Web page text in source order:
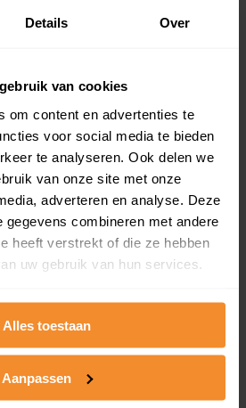
Details Over
van cookies
om content en advertenties te
voor social media te bieden
te analyseren. Ook delen we
van onze site met onze
adverteren en analyse. Deze
gegevens combineren met andere
heeft verstrekt of die ze hebben
uw gebruik van hun services.
Alles toestaan
Aanpassen
verkochte woningen (koopsom
een postcodegebied. Dit
van het perceel en